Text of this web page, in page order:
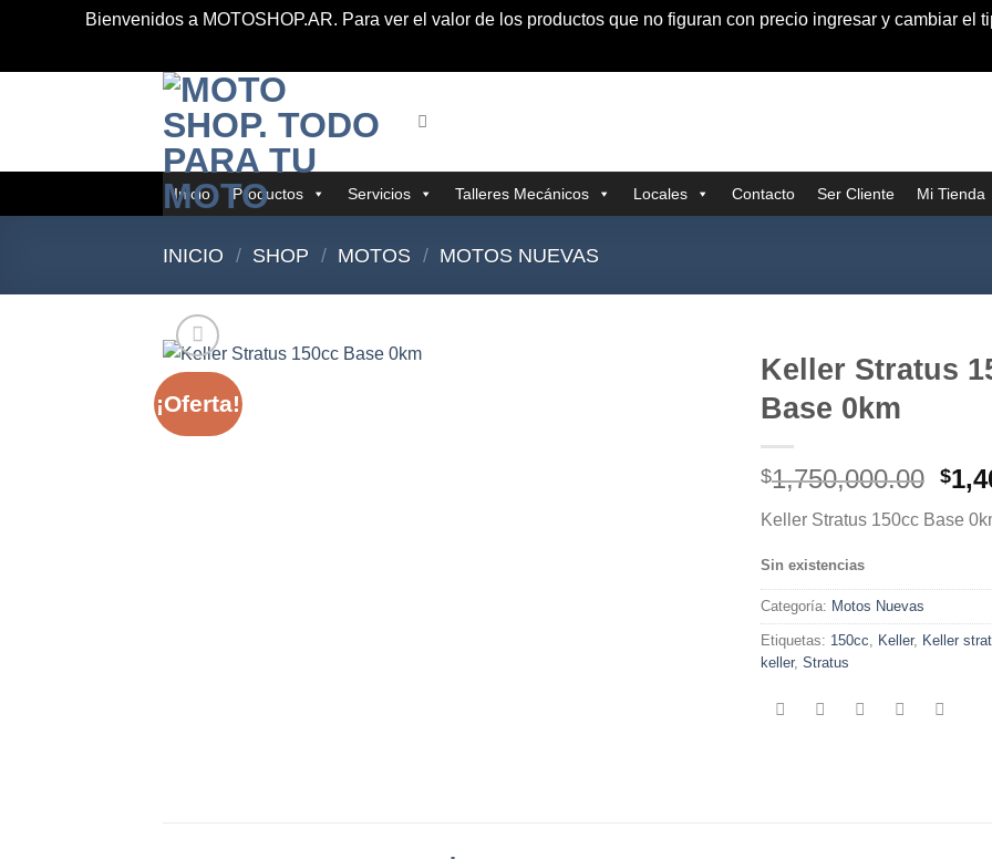
Bienvenidos a MOTOSHOP.AR. Para ver el valor de los productos que no figuran con precio ingresar y cambiar el
Inicio Productos Servicios Talleres Mecánicos Locales Contacto Ser Cliente Mi Tienda
INICIO / SHOP / MOTOS / MOTOS NUEVAS
¡Oferta!
Keller Stratus
Base 0km
$1,750,000.00 El
$
Keller Stratus 150cc Base
Sin existencias
Categoría: Motos Nuevas
Etiquetas: 150cc Keller, Keller
keller, Stratus